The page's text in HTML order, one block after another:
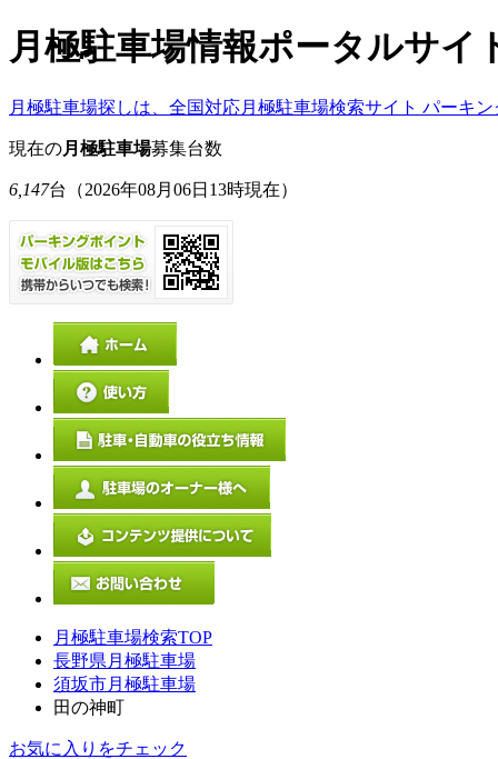
月極駐車場情報ポータルサイ
月極駐車場探しは、全国対応月極駐車場検索サイト パーキン
現在の月極駐車場募集台数
6,147台 （2026年08月06日13時現在）
月極駐車場検索TOP
長野県月極駐車場
須坂市月極駐車場
田の神町
お気に入りをチェック